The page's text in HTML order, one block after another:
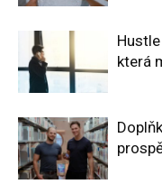
která